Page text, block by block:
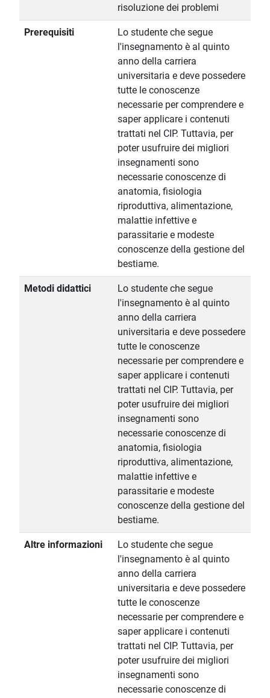
risoluzione dei problemi
Prerequisiti
Lo studente che segue
l'insegnamento è al quinto
anno della carriera
universitaria e deve possedere
tutte le conoscenze
necessarie per comprendere e
saper applicare i contenuti
trattati nel CIP. Tuttavia, per
poter usufruire dei migliori
insegnamenti sono
necessarie conoscenze di
anatomia, fisiologia
riproduttiva, alimentazione,
malattie infettive e
parassitarie e modeste
conoscenze della gestione del
bestiame.
Metodi didattici
Lo studente che segue
l'insegnamento è al quinto
anno della carriera
universitaria e deve possedere
tutte le conoscenze
necessarie per comprendere e
saper applicare i contenuti
trattati nel CIP. Tuttavia, per
poter usufruire dei migliori
insegnamenti sono
necessarie conoscenze di
anatomia, fisiologia
riproduttiva, alimentazione,
malattie infettive e
parassitarie e modeste
conoscenze della gestione del
bestiame.
Altre informazioni
Lo studente che segue
l'insegnamento è al quinto
anno della carriera
universitaria e deve possedere
tutte le conoscenze
necessarie per comprendere e
saper applicare i contenuti
trattati nel CIP. Tuttavia, per
poter usufruire dei migliori
insegnamenti sono
necessarie conoscenze di